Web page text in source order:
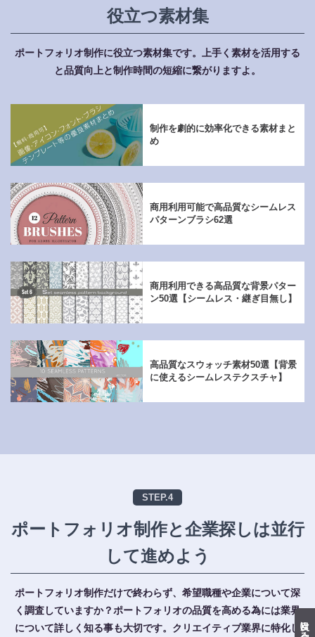
役立つ素材集
ポートフォリオ制作に役立つ素材集です。
上手く素材を活用する
と品質向上と制作時間の短縮に繋がりますよ。
制作を劇的に効率化できる素材まと
め
商用利用可能で高品質なシームレス
パターンブラシ62選
商用利用できる高品質な背景パター
ン50選【シームレス・継ぎ目無し】
高品質なスウォッチ素材50選【背景
に使えるシームレステクスチャ】
STEP.4
ポートフォリオ制作と企業探しは並行
して進めよう
ポートフォリオ制作だけで終わらず、希望職種や企業について深
く調査していますか？ ポートフォリオの品質を高める為には業界
について詳しく知る事も大切です。 クリエイティブ業界に特化し 目次に戻る